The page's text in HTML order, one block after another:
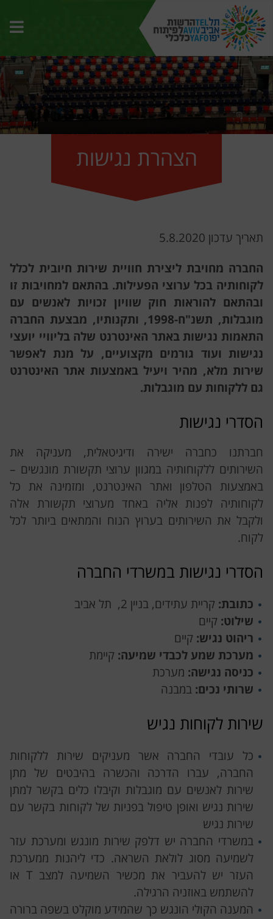
הצהרת נגישות
תאריך עדכון 5.8.2020
החברה מחויבת ליצירת חוויית שירות חיובית לכלל
לקוחותיה בכל ערוצי הפעילות. בהתאם למחויבות זו
ובהתאם להוראות חוק שוויון זכויות לאנשים עם
מוגבלות, תשנ"ח-1998, ותקנותיו, מבצעת החברה
התאמות נגישות באתר האינטרנט שלה בליוויי יועצי
נגישות ועוד גורמים מקצועיים, על מנת לאפשר
שירות מלא, מהיר ויעיל באמצעות אתר האינטרנט
גם ללקוחות עם מוגבלות.
הסדרי נגישות
חברתנו כחברה ישירה ודיגיטאלית, מעניקה את
השירותים ללקוחותיה במגוון ערוצי תקשורת מונגשים –
באמצעות הטלפון ואתר האינטרנט, ומזמינה את כל
לקוחותיה לפנות אליה באחד מערוצי תקשורת אלה
ולקבל את השירותים בערוץ הנוח והמתאים ביותר לכל
לקוח.
הסדרי נגישות במשרדי החברה
כתובת: קריית עתידים, בניין 2, תל אביב
שילוט: קיים
ריהוט נגיש: קיים
מערכת שמע לכבדי שמיעה: קיימת
כניסה נגישה: מערכת
שרותי נכים: במבנה
שירות לקוחות נגיש
כל עובדי החברה אשר מעניקים שירות ללקוחות
החברה, עברו הדרכה והכשרה בהיבטים של מתן
שירות לאנשים עם מוגבלות וקיבלו כלים בקשר למתן
שירות נגיש ואופן טיפול בפניות של לקוחות בקשר עם
שירות נגיש
במשרדי החברה יש דלפק שירות מונגש ומערכת עזר
לשמיעה מסוג לולאת השראה. כדי ליהנות ממערכת
העזר יש להעביר את מכשיר השמיעה למצב T או
להשתמש באוזניה הרגילה.
המענה הקולי הונגש כך שהמידע מוקלט בשפה ברורה